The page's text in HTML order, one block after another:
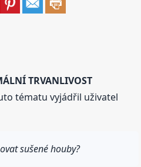
TRVANLIVOST
tématu vyjádřil uživatel
sušené houby?